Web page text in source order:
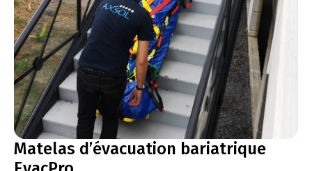
Matelas d’évacuation bariatrique